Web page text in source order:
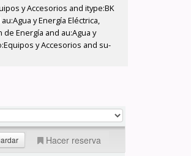
y Accesorios and itype:BK
y Energía Eléctrica,
Energía and au:Agua y
y Accesorios and su-
Hacer reserva